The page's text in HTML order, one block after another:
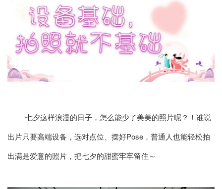
七夕这样浪漫的日子，怎么能少了美美的照片呢？！谁说
出片只要高端设备，选对点位、摆好Pose，普通人也能轻松拍
出满是爱意的照片，把七夕的甜蜜牢牢留住～